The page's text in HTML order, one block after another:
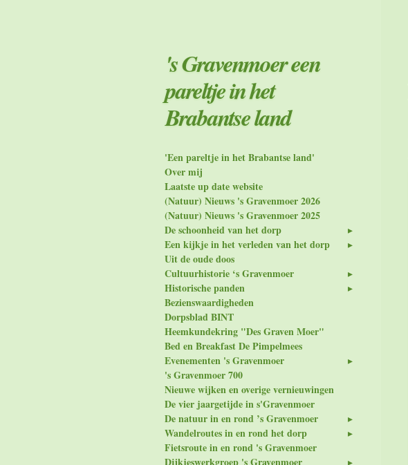
's Gravenmoer een
pareltje in het
Brabantse land
'Een pareltje in het Brabantse land'
Over mij
Laatste up date website
(Natuur) Nieuws 's Gravenmoer 2026
(Natuur) Nieuws 's Gravenmoer 2025
De schoonheid van het dorp
Een kijkje in het verleden van het dorp
Uit de oude doos
Cultuurhistorie ‘s Gravenmoer
Historische panden
Bezienswaardigheden
Dorpsblad BINT
Heemkundekring "Des Graven Moer"
Bed en Breakfast De Pimpelmees
Evenementen 's Gravenmoer
's Gravenmoer 700
Nieuwe wijken en overige vernieuwingen
De vier jaargetijde in s'Gravenmoer
De natuur in en rond ’s Gravenmoer
Wandelroutes in en rond het dorp
Fietsroute in en rond 's Gravenmoer
Dijkjeswerkgroep 's Gravenmoer